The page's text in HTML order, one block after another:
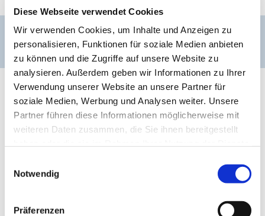
Diese Webseite verwendet Cookies
Wir verwenden Cookies, um Inhalte und Anzeigen zu
personalisieren, Funktionen für soziale Medien anbieten
zu können und die Zugriffe auf unsere Website zu
analysieren. Außerdem geben wir Informationen zu Ihrer
Verwendung unserer Website an unsere Partner für
soziale Medien, Werbung und Analysen weiter. Unsere
Partner führen diese Informationen möglicherweise mit
weiteren Daten zusammen, die Sie ihnen bereitgestellt
Notwendig
Präferenzen
Diakonie